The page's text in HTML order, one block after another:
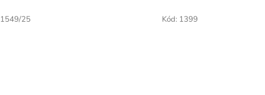
1549/25 Kód: 1399